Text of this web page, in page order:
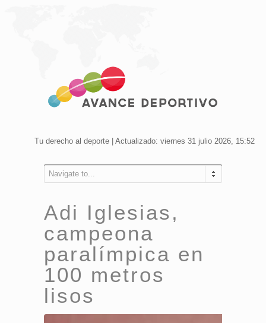
Tu derecho al deporte | Actualizado: viernes 31 julio 2026, 15:52
Navigate to...
Adi Iglesias,
campeona
paralímpica en
100 metros
lisos